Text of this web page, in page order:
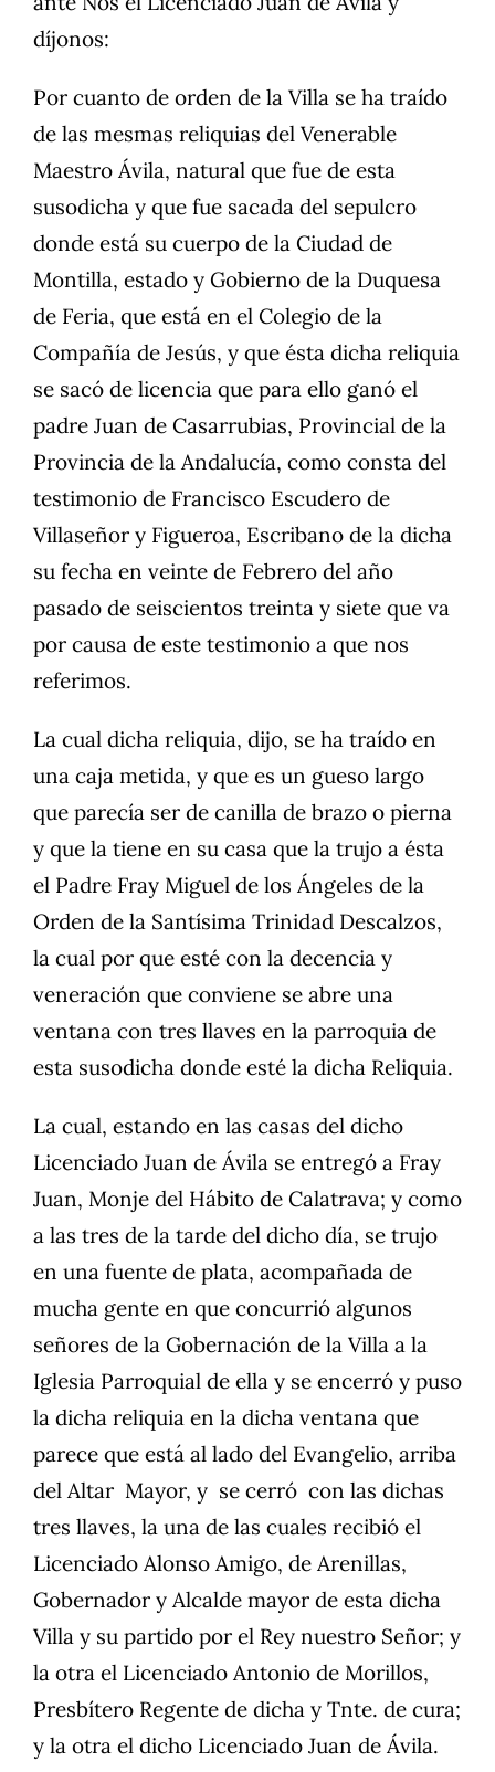
díjonos:
Por cuanto de orden de la Villa se ha traído
de las mesmas reliquias del Venerable
Maestro Ávila, natural que fue de esta
susodicha y que fue sacada del sepulcro
donde está su cuerpo de la Ciudad de
Montilla, estado y Gobierno de la Duquesa
de Feria, que está en el Colegio de la
Compañía de Jesús, y que ésta dicha reliquia
se sacó de licencia que para ello ganó el
padre Juan de Casarrubias, Provincial de la
Provincia de la Andalucía, como consta del
testimonio de Francisco Escudero de
Villaseñor y Figueroa, Escribano de la dicha
su fecha en veinte de Febrero del año
pasado de seiscientos treinta y siete que va
por causa de este testimonio a que nos
referimos.
La cual dicha reliquia, dijo, se ha traído en
una caja metida, y que es un gueso largo
que parecía ser de canilla de brazo o pierna
y que la tiene en su casa que la trujo a ésta
el Padre Fray Miguel de los Ángeles de la
Orden de la Santísima Trinidad Descalzos,
la cual por que esté con la decencia y
veneración que conviene se abre una
ventana con tres llaves en la parroquia de
esta susodicha donde esté la dicha Reliquia.
La cual, estando en las casas del dicho
Licenciado Juan de Ávila se entregó a Fray
Juan, Monje del Hábito de Calatrava; y como
a las tres de la tarde del dicho día, se trujo
en una fuente de plata, acompañada de
mucha gente en que concurrió algunos
señores de la Gobernación de la Villa a la
Iglesia Parroquial de ella y se encerró y puso
la dicha reliquia en la dicha ventana que
parece que está al lado del Evangelio, arriba
del Altar Mayor, y se cerró con las dichas
tres llaves, la una de las cuales recibió el
Licenciado Alonso Amigo, de Arenillas,
Gobernador y Alcalde mayor de esta dicha
Villa y su partido por el Rey nuestro Señor; y
la otra el Licenciado Antonio de Morillos,
Presbítero Regente de dicha y Tnte. de cura;
y la otra el dicho Licenciado Juan de Ávila.